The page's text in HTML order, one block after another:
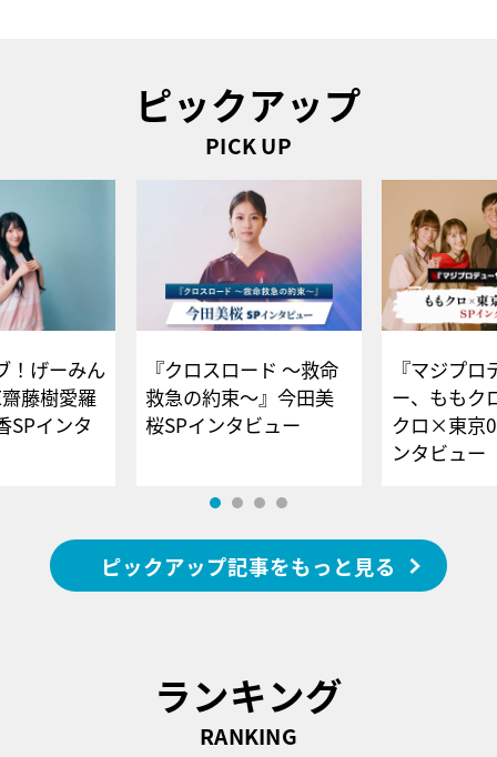
ピックアップ
PICK UP
！げーみん
藤樹愛羅
SPインタ
『クロスロード ～救命
救急の約束～』今田美
桜SPインタビュー
『マジプロ
ー、ももク
クロ×東京
ンタビュー
ピックアップ記事をもっと見る
ランキング
RANKING